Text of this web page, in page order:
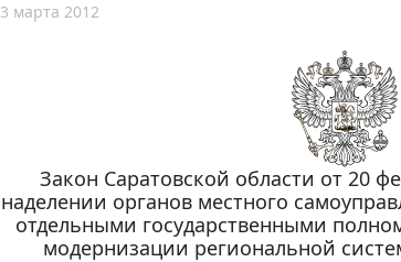
3 марта 2012
Закон Саратовской области от 20
наделении органов местного
отдельными государственными
модернизации региональной